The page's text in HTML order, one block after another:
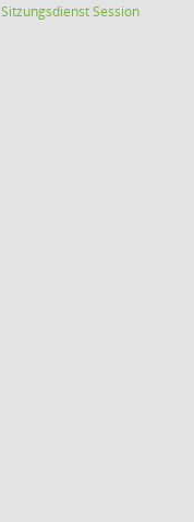
SitzungsdienstSession(Wird in